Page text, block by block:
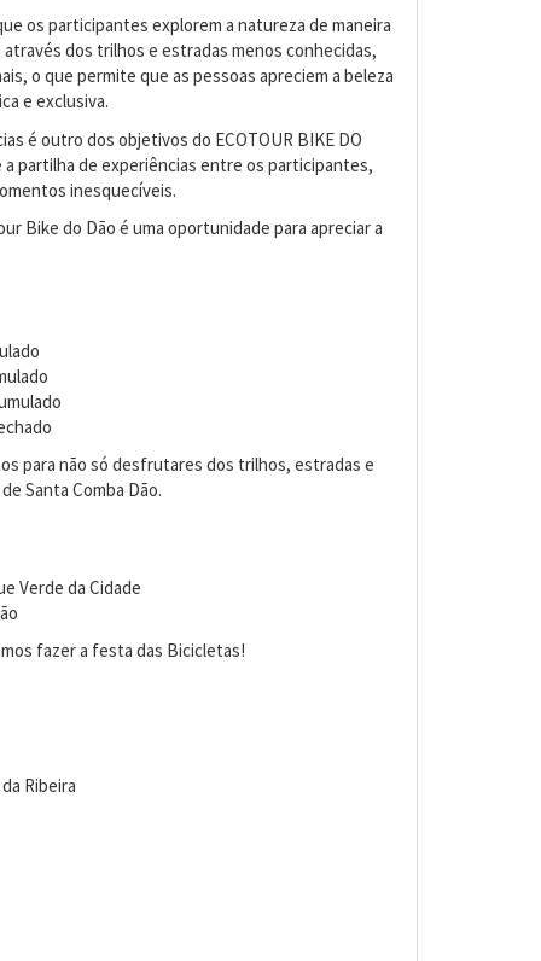
os participantes explorem a natureza de maneira
dos trilhos e estradas menos conhecidas,
o que permite que as pessoas apreciem a beleza
e exclusiva.
é outro dos objetivos do ECOTOUR BIKE DO
partilha de experiências entre os participantes,
inesquecíveis.
Bike do Dão é uma oportunidade para apreciar a
para não só desfrutares dos trilhos, estradas e
Santa Comba Dão.
Verde da Cidade
fazer a festa das Bicicletas!
Ribeira